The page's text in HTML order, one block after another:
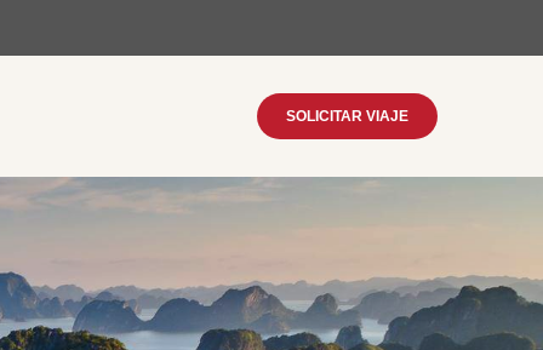
SOLICITAR VIAJE